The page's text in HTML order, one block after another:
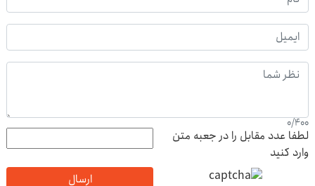
0/400
لطفا عدد مقابل را در جعبه متن
وارد کنید
ارسال